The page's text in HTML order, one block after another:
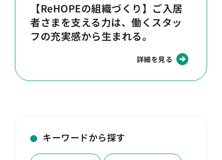
【ReHOPEの組織づくり】ご入居
者さまを支える力は、働くスタッ
フの充実感から生まれる。
詳細を見る
キーワードから探す